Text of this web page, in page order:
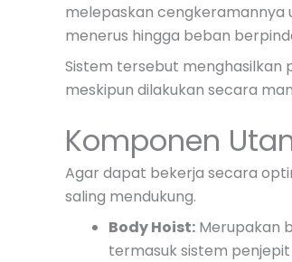
melepaskan cengkeramannya
menerus hingga beban
Sistem tersebut menghasilkan
meskipun dilakukan secara
Komponen
Agar dapat bekerja secara
saling mendukung.
Body Hoist: Merupakan
termasuk sistem